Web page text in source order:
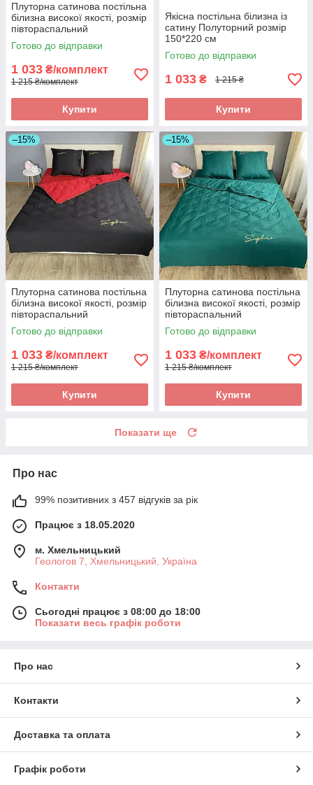
Плуторна сатинова постільна
білизна високої якості, розмір
півтораспальний
Готово до відправки
1 033 ₴/комплект
1 215 ₴/комплект
Купити
Якісна постільна білизна із
сатину Полуторний розмір
150*220 см
Готово до відправки
1 033 ₴ 1 215 ₴
Купити
–15%
Плуторна сатинова постільна
білизна високої якості, розмір
півтораспальний
Готово до відправки
1 033 ₴/комплект
1 215 ₴/комплект
Купити
–15%
Плуторна сатинова постільна
білизна високої якості, розмір
півтораспальний
Готово до відправки
1 033 ₴/комплект
1 215 ₴/комплект
Купити
Показати ще
Про нас
99% позитивних з 457 відгуків за рік
Працює з 18.05.2020
м. Хмельницький
Геологов 7, Хмельницький, Україна
Контакти
Сьогодні працює з 08:00 до 18:00
Показати весь графік роботи
Про нас
Контакти
Доставка та оплата
Графік роботи